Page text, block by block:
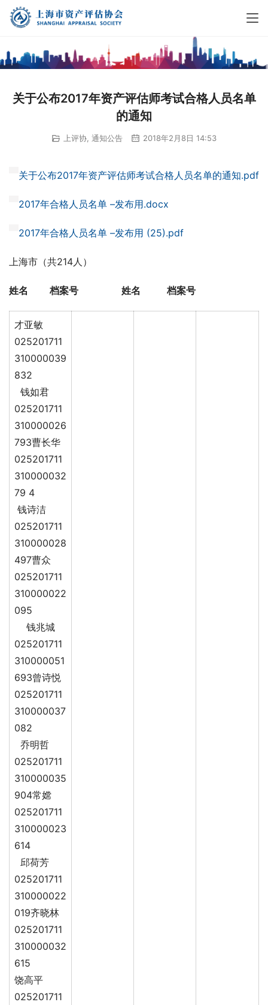
关于公布2017年资产评估师考试合格人员名单
的通知
上评协 通知公告 2018年2月8日 14:53
关于公布2017年资产评估师考试合格人员名单的通知.pdf
2017年合格人员名单 –发布用.docx
2017年合格人员名单 –发布用 (25).pdf
上海市（共214人）
姓名         档案号                  姓名           档案号
才亚敏
025201711
310000039
832
钱如君
025201711
310000026
793曹长华
025201711
310000032
79 4
钱诗洁
025201711
310000028
497曹众
025201711
310000022
095
钱兆城
025201711
310000051
693曾诗悦
025201711
310000037
082
乔明哲
025201711
310000035
904常嫦
025201711
310000023
614
邱荷芳
025201711
310000022
019齐晓林
025201711
310000032
615
饶高平
025201711